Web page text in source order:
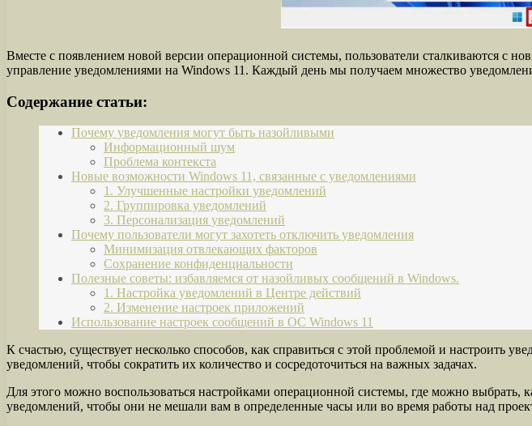
Вместе с появлением новой версии операционной системы, пользователи сталкиваются с
управление уведомлениями на Windows 11. Каждый день мы получаем множество
Содержание статьи:
Почему уведомления могут быть назойливыми
Информационный шум
Проблема контекста
Новые возможности Windows 11, связанные с уведомлениями
1. Улучшенные настройки уведомлений
2. Группировка уведомлений
3. Персонализация уведомлений
Почему пользователи могут захотеть отключить уведомления
Минимизация отвлекающих факторов
Сохранение конфиденциальности
Полезные советы: избавляемся от назойливых сообщений в Windows.
1. Настройка уведомлений в Центре действий
2. Изменение настроек приложений
Использование настроек сообщений в ОС Windows 11
К счастью, существует несколько способов, как справиться с этой проблемой и настроить
уведомлений, чтобы сократить их количество и сосредоточиться на важных задачах.
Для этого можно воспользоваться настройками операционной системы, где можно
уведомлений, чтобы они не мешали вам в определенные часы или во время работы над